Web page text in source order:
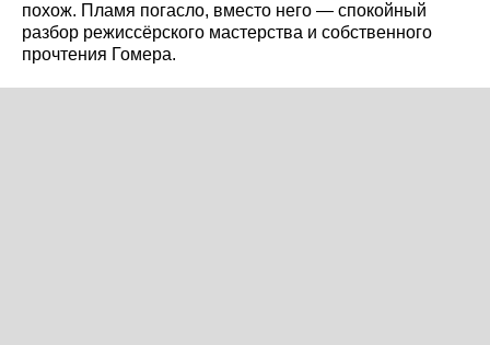
похож. Пламя погасло, вместо него — спокойный
разбор режиссёрского мастерства и собственного
прочтения Гомера.